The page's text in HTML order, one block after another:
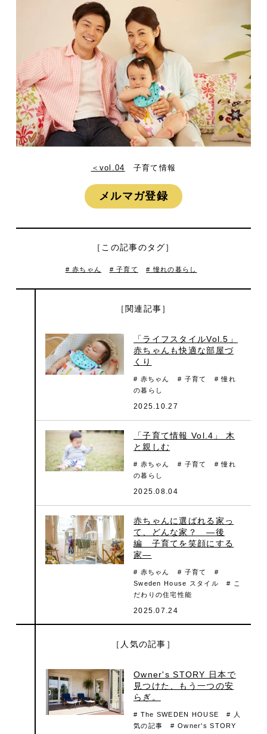
＜vol.04 子育て情報
メルマガ登録
［この記事のタグ］
# 赤ちゃん # 子育て # 憧れの暮らし
［関連記事］
「ライフスタイルVol.5」
赤ちゃんも快適な部屋づ
くり
# 赤ちゃん # 子育て
# 憧れ
の暮らし
2025.10.27
「子育て情報 Vol.4」 木
と親しむ
# 赤ちゃん # 子育て
# 憧れ
の暮らし
2025.08.04
赤ちゃんに選ばれる家っ
て、どんな家？ ―後
編 子育てを笑顔にする
家―
# 赤ちゃん # 子育て
#
Sweden House スタイル
# こ
だわりの住宅性能
2025.07.24
［人気の記事］
Owner's STORY 日本で
見つけた、もう一つの安
らぎ。
# The SWEDEN HOUSE
# 人
気の記事
# Owner's STORY